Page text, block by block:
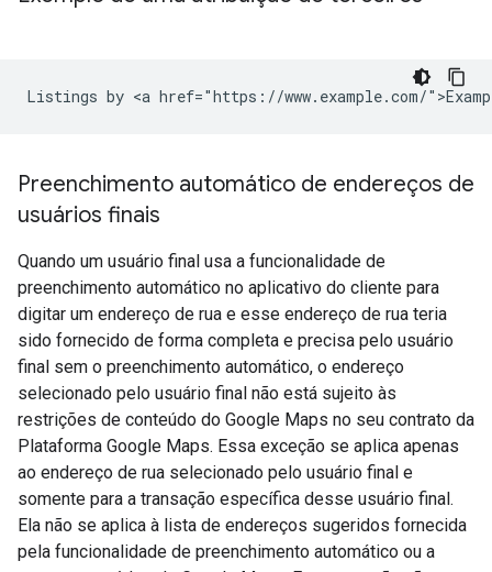
Listings by <a href="https://www.example.com/
Preenchimento automático de endereços de
usuários finais
Quando um usuário final usa a funcionalidade de
preenchimento automático no aplicativo do cliente para
digitar um endereço de rua e esse endereço de rua teria
sido fornecido de forma completa e precisa pelo usuário
final sem o preenchimento automático, o endereço
selecionado pelo usuário final não está sujeito às
restrições de conteúdo do Google Maps no seu contrato da
Plataforma Google Maps. Essa exceção se aplica apenas
ao endereço de rua selecionado pelo usuário final e
somente para a transação específica desse usuário final.
Ela não se aplica à lista de endereços sugeridos fornecida
pela funcionalidade de preenchimento automático ou a